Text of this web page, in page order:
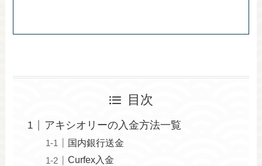
目次
アキシオリーの入金方法一覧
国内銀行送金
Curfex入金